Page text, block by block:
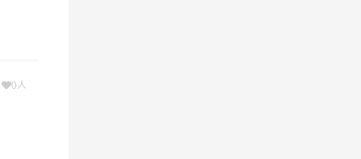
的环
为客
0人